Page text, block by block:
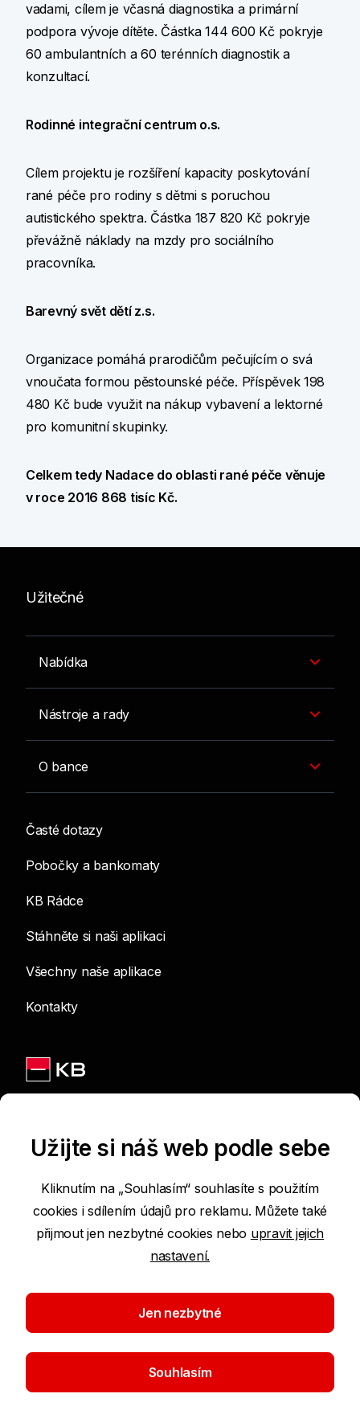
vadami, cílem je včasná diagnostika a primární
podpora vývoje dítěte. Částka 144 600 Kč pokryje
60 ambulantních a 60 terénních diagnostik a
konzultací.
Rodinné integrační centrum o.s.
Cílem projektu je rozšíření kapacity poskytování
rané péče pro rodiny s dětmi s poruchou
autistického spektra. Částka 187 820 Kč pokryje
převážně náklady na mzdy pro sociálního
pracovníka.
Barevný svět dětí z.s.
Organizace pomáhá prarodičům pečujícím o svá
vnoučata formou pěstounské péče. Příspěvek 198
480 Kč bude využit na nákup vybavení a lektorné
pro komunitní skupinky.
Celkem tedy Nadace do oblasti rané péče věnuje
v roce 2016 868 tisíc Kč.
Užitečné
Nabídka
Nástroje a rady
O bance
Časté dotazy
Pobočky a bankomaty
KB Rádce
Stáhněte si naši aplikaci
Všechny naše aplikace
Kontakty
Podmínky používání internetových stránek
Prohlášení o přístupnosti
Ochrana osobních údajů
©2026 Komerční banka
Užijte si náš web podle sebe
Kliknutím na „Souhlasím“ souhlasíte s použitím
cookies i sdílením údajů pro reklamu. Můžete také
přijmout jen nezbytné cookies nebo upravit jejich
nastavení.
Jen nezbytné
Souhlasím